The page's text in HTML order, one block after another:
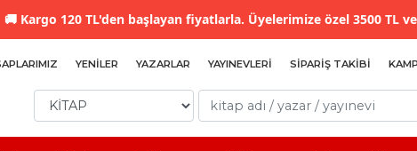
🚚 Kargo 120 TL'den başlayan fiyatlarla. Üyelerimize özel 3500 TL
YENILER YAZARLAR YAYINEVLERI SIPARIŞ TAKIBI